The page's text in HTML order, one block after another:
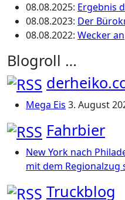
08.08.2025: Ergebnis
08.08.2023: Der
08.08.2022: Wecker an
Blogroll …
Mega Eis 3. August
Fahrbier
New York nach
mit dem Regionalzug
Truckblog